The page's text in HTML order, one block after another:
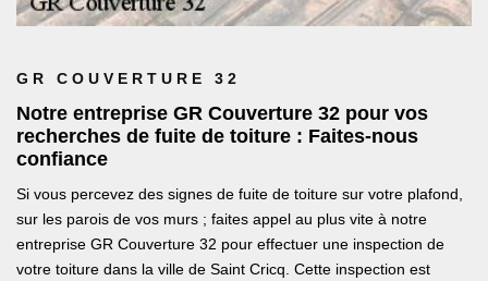
GR COUVERTURE 32
Notre entreprise GR Couverture 32 pour vos
recherches de fuite de toiture : Faites-nous
confiance
Si vous percevez des signes de fuite de toiture sur votre plafond,
sur les parois de vos murs ; faites appel au plus vite à notre
entreprise GR Couverture 32 pour effectuer une inspection de
votre toiture dans la ville de Saint Cricq. Cette inspection est